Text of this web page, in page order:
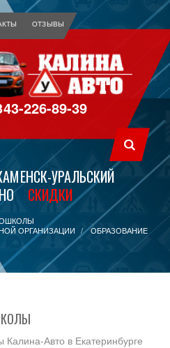
ОТЗЫВЫ
226-89-39
УРАЛЬСКИЙ
СКИДКИ
ОРГАНИЗАЦИИ
ОБРАЗОВАНИЕ
Авто в Екатеринбурге